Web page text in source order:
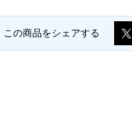
この商品をシェアする